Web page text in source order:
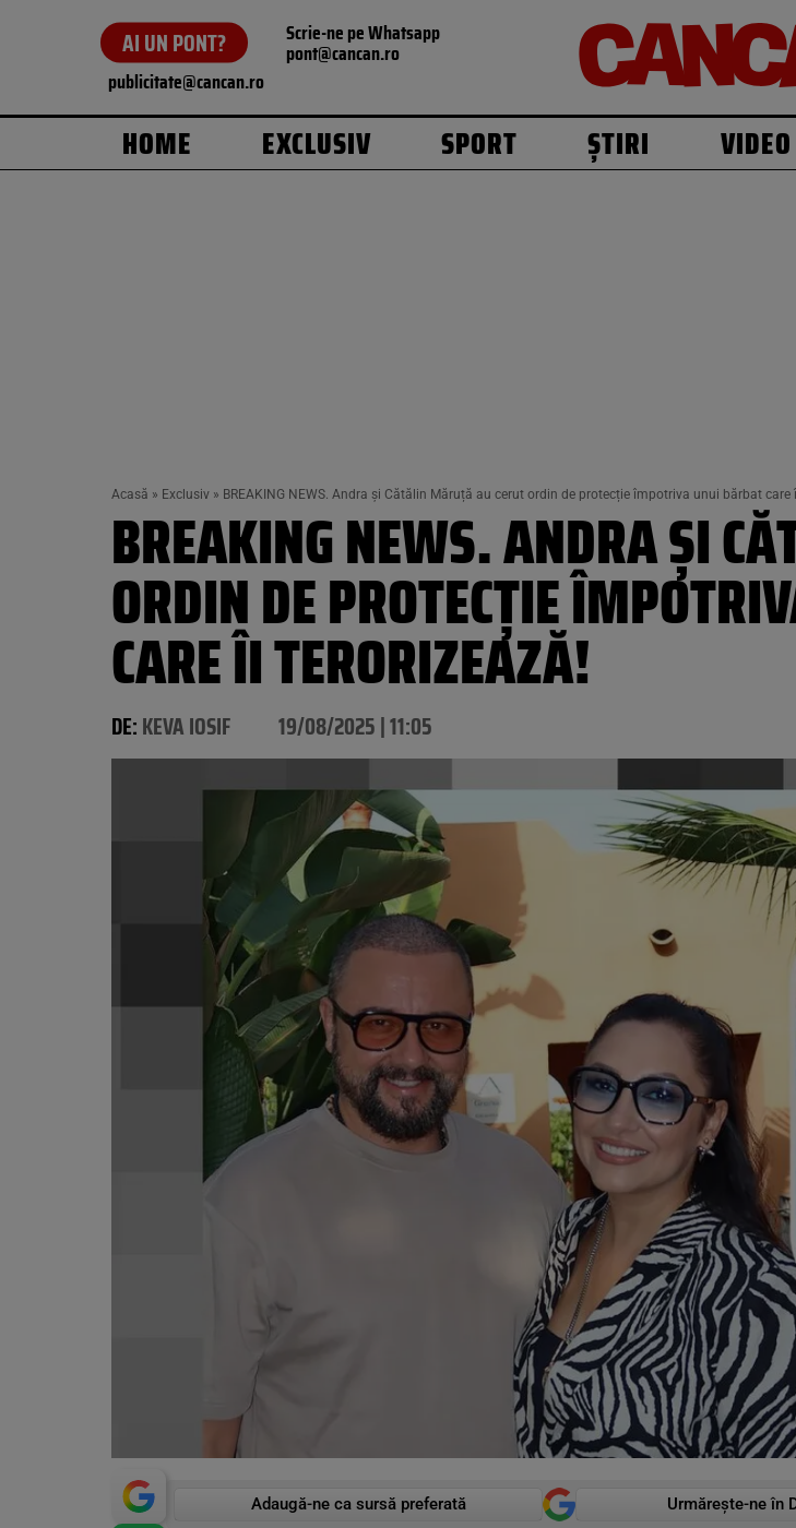
AI UN PONT? Scrie-ne pe Whatsapp
pont@cancan.ro
publicitate@cancan.ro
HOME EXCLUSIV SPORT ȘTIRI VIDEO
Acasă » Exclusiv » BREAKING NEWS. Andra și Cătălin Măruță au cerut ordin de protecție împotriva unui bărbat care
BREAKING NEWS. ANDRA ȘI
ORDIN DE PROTECȚIE
CARE ÎI TERORIZEAZĂ!
DE:KEVA IOSIF 19/08/2025 | 11:05
Adaugă-ne ca sursă preferată Urmărește-ne în